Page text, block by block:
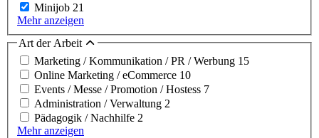
Minijob 21
Mehr anzeigen
Art der Arbeit
Marketing / Kommunikation / PR / Werbung 15
Online Marketing / eCommerce 10
Events / Messe / Promotion / Hostess 7
Administration / Verwaltung 2
Pädagogik / Nachhilfe 2
Mehr anzeigen